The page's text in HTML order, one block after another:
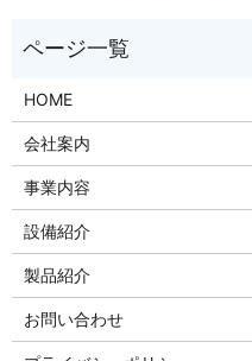
HOME
会社案内
事業内容
設備紹介
製品紹介
お問い合わせ